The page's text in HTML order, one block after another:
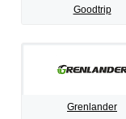
Goodtrip
Grenlander